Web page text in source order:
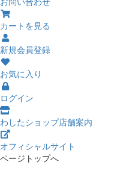
カートを見る
新規会員登録
お気に入り
ログイン
わしたショップ店舗案内
オフィシャルサイト
ページトップへ